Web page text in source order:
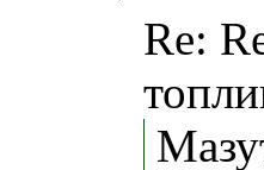
Re: